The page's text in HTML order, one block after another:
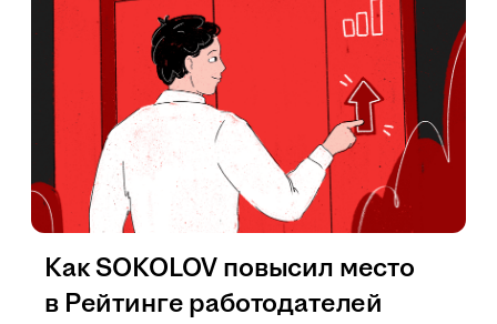
Как SOKOLOV повысил место
в Рейтинге работодателей